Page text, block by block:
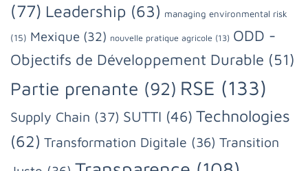
(77) Leadership (63) managing environmental risk
(15) Mexique (32) nouvelle pratique agricole (13) ODD -
Objectifs de Développement Durable (51)
Partie prenante (92) RSE (133)
Supply Chain (37) SUTTI (46) Technologies
(62) Transformation Digitale (36) Transition